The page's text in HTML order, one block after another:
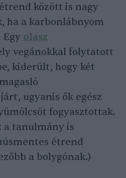
között is nagy
ha a karbonlábnyom
olasz
vegánokkal folytatott
kiderült, hogy két
ugyanis ők egész
fogyasztottak.
a tanulmány is
étrend
a bolygónak.)